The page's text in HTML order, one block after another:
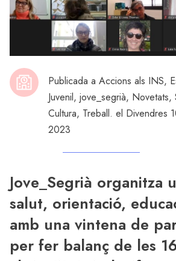
Publicada a Accions als INS,
Juvenil, jove_segrià, Novetats,
Cultura, Treball. el Divendres
2023
Jove_Segrià organitza
salut, orientació,
amb una vintena de
per fer balanç de les